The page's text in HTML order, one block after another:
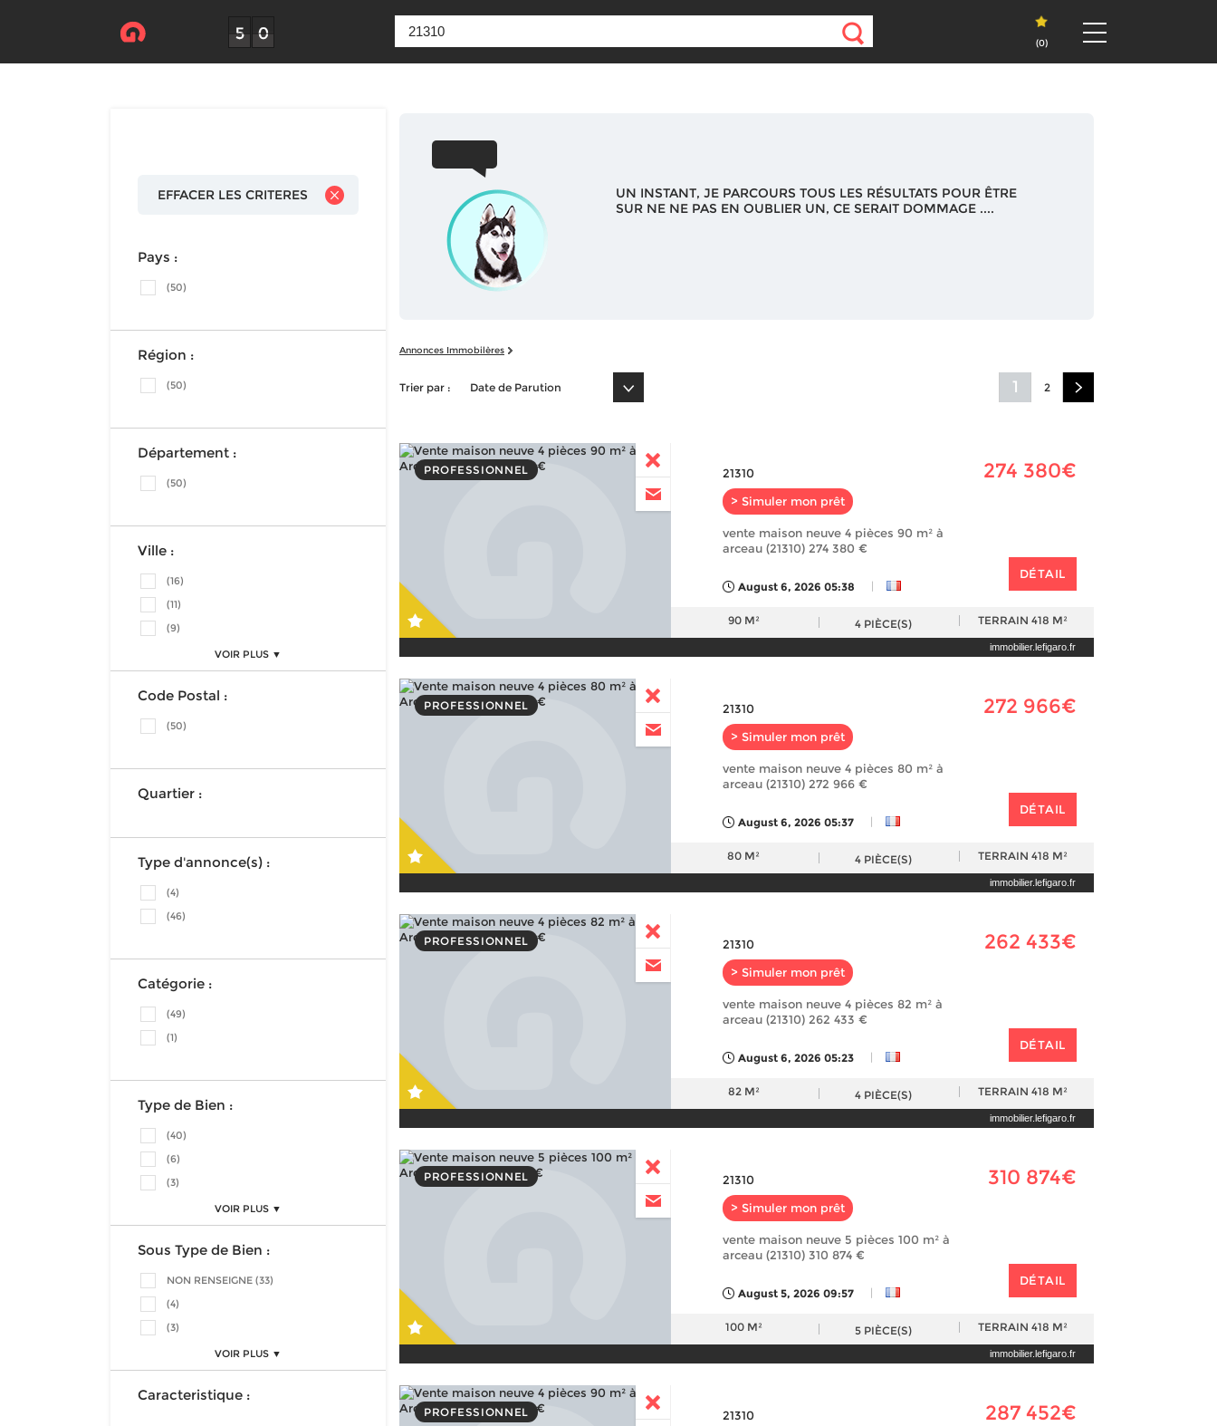
(0)
UN INSTANT, JE PARCOURS TOUS LES RÉSULTATS POUR ÊTRE
SUR NE NE PAS EN OUBLIER UN, CE SERAIT DOMMAGE ....
EFFACER LES CRITERES
Pays :
(50)
Région :
(50)
Département :
(50)
Ville :
(16)
(11)
(9)
VOIR PLUS ▼
Code Postal :
(50)
Quartier :
Type d'annonce(s) :
(4)
(46)
Catégorie :
(49)
(1)
Type de Bien :
(40)
(6)
(3)
VOIR PLUS ▼
Sous Type de Bien :
NON RENSEIGNE (33)
(4)
(3)
VOIR PLUS ▼
Caracteristique :
Annonces Immobilères
1 2
Trier par : Date de Parution
PROFESSIONNEL 21310
> Simuler mon prêt
274 380€
vente maison neuve 4 pièces 90 m² à
arceau (21310) 274 380 €
August 6, 2026 05:38 |
DÉTAIL
90 M² 4 PIÈCE(S) TERRAIN 418 M²
immobilier.lefigaro.fr
PROFESSIONNEL 21310
> Simuler mon prêt
272 966€
vente maison neuve 4 pièces 80 m² à
arceau (21310) 272 966 €
August 6, 2026 05:37 |
DÉTAIL
80 M² 4 PIÈCE(S) TERRAIN 418 M²
immobilier.lefigaro.fr
PROFESSIONNEL 21310
> Simuler mon prêt
262 433€
vente maison neuve 4 pièces 82 m² à
arceau (21310) 262 433 €
August 6, 2026 05:23 |
DÉTAIL
82 M² 4 PIÈCE(S) TERRAIN 418 M²
immobilier.lefigaro.fr
PROFESSIONNEL 21310
> Simuler mon prêt
310 874€
vente maison neuve 5 pièces 100 m² à
arceau (21310) 310 874 €
August 5, 2026 09:57 |
DÉTAIL
100 M² 5 PIÈCE(S) TERRAIN 418 M²
immobilier.lefigaro.fr
PROFESSIONNEL 21310 287 452€